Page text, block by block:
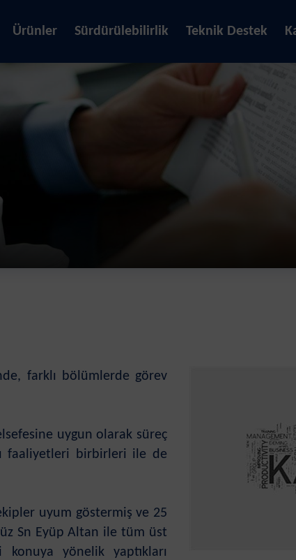
Ürünler Sürdürülebilirlik Teknik Destek
farklı bölümlerde görev
uygun olarak süreç
faaliyetleri birbirleri ile de
uyum göstermiş ve 25
Sn Eyüp Altan ile tüm üst
konuya yönelik yaptıkları